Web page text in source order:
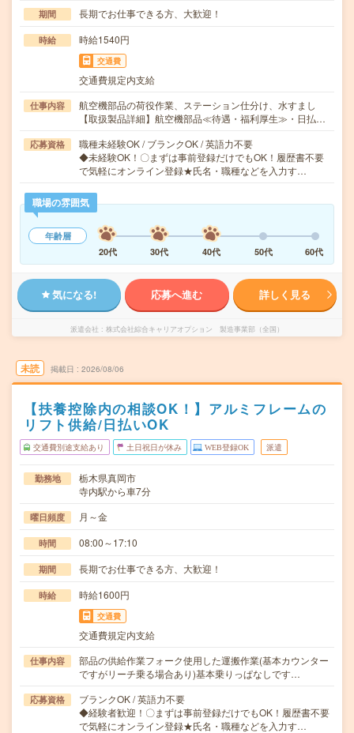
期間 長期でお仕事できる方、大歓迎！
時給 時給1540円
交通費
交通費規定内支給
仕事内容
航空機部品の荷役作業、ステーション仕分け、水すまし
【取扱製品詳細】航空機部品≪待遇・福利厚生≫・日払…
応募資格
職種未経験OK / ブランクOK / 英語力不要
◆未経験OK！〇まずは事前登録だけでもOK！履歴書不要
で気軽にオンライン登録★氏名・職種などを入力す…
職場の雰囲気
年齢層
20代
30代 40代 50代 60代
気になる! 応募へ進む 詳しく見る
派遣会社 株式会社綜合キャリアオプション 製造事業部（全国）
未読 掲載日 2026/08/06
【扶養控除内の相談OK！】アルミフレームの
リフト供給/日払いOK
交通費別途支給あり 土日祝日が休み WEB登録OK 派遣
勤務地
栃木県真岡市
寺内駅から車7分
曜日頻度 月～金
時間 08:00～17:10
期間 長期でお仕事できる方、大歓迎！
時給 時給1600円
交通費
交通費規定内支給
仕事内容
部品の供給作業フォーク使用した運搬作業(基本カウンター
ですがリーチ乗る場合あり)基本乗りっぱなしです…
応募資格
ブランクOK / 英語力不要
◆経験者歓迎！〇まずは事前登録だけでもOK！履歴書不要
で気軽にオンライン登録★氏名・職種などを入力す…